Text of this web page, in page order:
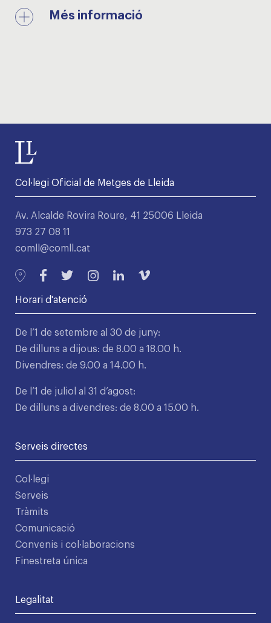
Més informació
Col·legi Oficial de Metges de Lleida
Av. Alcalde Rovira Roure, 41 25006 Lleida
973 27 08 11
comll@comll.cat
Horari d'atenció
De l’1 de setembre al 30 de juny:
De dilluns a dijous: de 8.00 a 18.00 h.
Divendres: de 9.00 a 14.00 h.
De l’1 de juliol al 31 d’agost:
De dilluns a divendres: de 8.00 a 15.00 h.
Serveis directes
Col·legi
Serveis
Tràmits
Comunicació
Convenis i col·laboracions
Finestreta única
Legalitat